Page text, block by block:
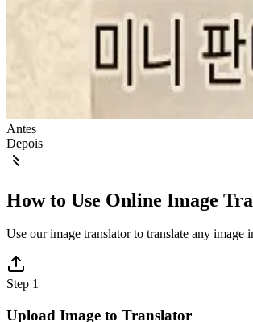
Antes
Depois
How to Use Online Image
Use our image translator to translate any image
Step 1
Upload Image to Translator